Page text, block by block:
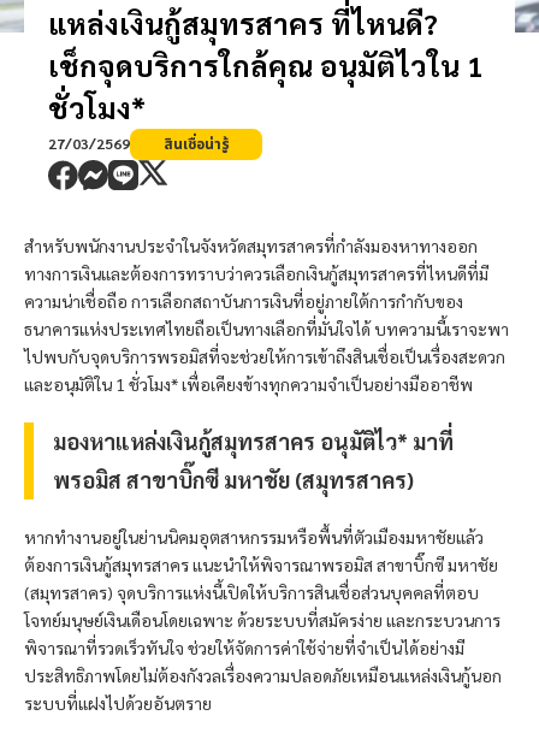
แหล่งเงินกู้สมุทรสาคร ที่ไหนดี?
เช็กจุดบริการใกล้คุณ อนุมัติไวใน 1
ชั่วโมง*
27/03/2569 สินเชื่อน่ารู้
สำหรับพนักงานประจำในจังหวัดสมุทรสาครที่กำลังมองหาทางออก
ทางการเงินและต้องการทราบว่าควรเลือกเงินกู้สมุทรสาครที่ไหนดีที่มี
ความน่าเชื่อถือ การเลือกสถาบันการเงินที่อยู่ภายใต้การกำกับของ
ธนาคารแห่งประเทศไทยถือเป็นทางเลือกที่มั่นใจได้ บทความนี้เราจะพา
ไปพบกับจุดบริการพรอมิสที่จะช่วยให้การเข้าถึงสินเชื่อเป็นเรื่องสะดวก
และอนุมัติใน 1 ชั่วโมง* เพื่อเคียงข้างทุกความจำเป็นอย่างมืออาชีพ
มองหาแหล่งเงินกู้สมุทรสาคร อนุมัติไว* มาที่
พรอมิส สาขาบิ๊กซี มหาชัย (สมุทรสาคร)
หากทำงานอยู่ในย่านนิคมอุตสาหกรรมหรือพื้นที่ตัวเมืองมหาชัยแล้ว
ต้องการเงินกู้สมุทรสาคร แนะนำให้พิจารณาพรอมิสสาขาบิ๊กซี มหาชัย
(สมุทรสาคร) จุดบริการแห่งนี้เปิดให้บริการสินเชื่อส่วนบุคคลที่ตอบ
โจทย์มนุษย์เงินเดือนโดยเฉพาะ ด้วยระบบที่สมัครง่าย และกระบวนการ
พิจารณาที่รวดเร็วทันใจ ช่วยให้จัดการค่าใช้จ่ายที่จำเป็นได้อย่างมี
ประสิทธิภาพโดยไม่ต้องกังวลเรื่องความปลอดภัยเหมือนแหล่งเงินกู้นอก
ระบบที่แฝงไปด้วยอันตราย